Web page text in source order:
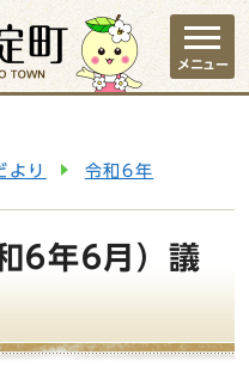
メニュー
より 令和6年
6年6月）議